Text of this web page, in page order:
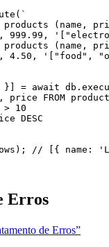
( `
products (name,
999.99,
products (name,
4.50, '["food",
}] = await db .
price FROM
> 10
DESC
); // [{ name:
Erros
de Erros”